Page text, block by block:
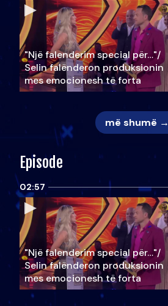
"Një falenderim special për…"/
Selin falënderon produksionin
mes emocionesh të forta
më shumë →
Episode
02:57
"Një falenderim special për…"/
Selin falënderon produksionin
mes emocionesh të forta